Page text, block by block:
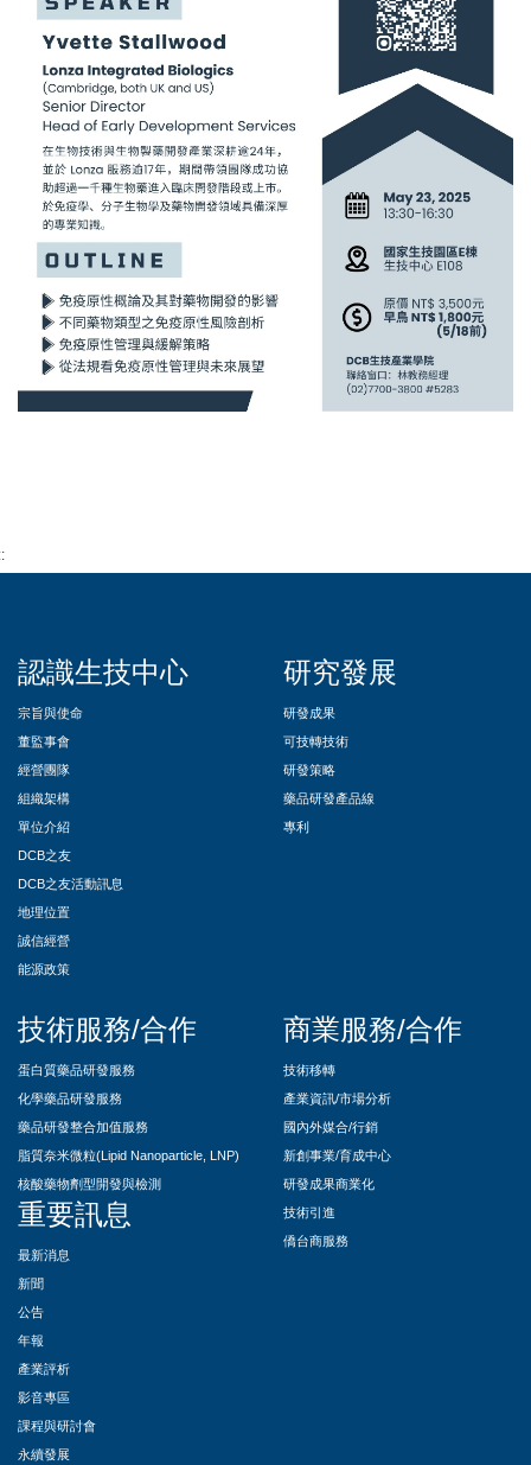
認識生技中心
宗旨與使命
董監事會
經營團隊
組織架構
單位介紹
DCB之友
DCB之友活動訊息
地理位置
誠信經營
能源政策
研究發展
研發成果
可技轉技術
研發策略
藥品研發產品線
專利
技術服務/合作
蛋白質藥品研發服務
化學藥品研發服務
藥品研發整合加值服務
脂質奈米微粒(Lipid Nanoparticle, LNP)
核酸藥物劑型開發與檢測
重要訊息
最新消息
新聞
公告
年報
產業評析
影音專區
課程與研討會
永續發展
商業服務/合作
技術移轉
產業資訊/市場分析
國內外媒合/行銷
新創事業/育成中心
研發成果商業化
技術引進
僑台商服務